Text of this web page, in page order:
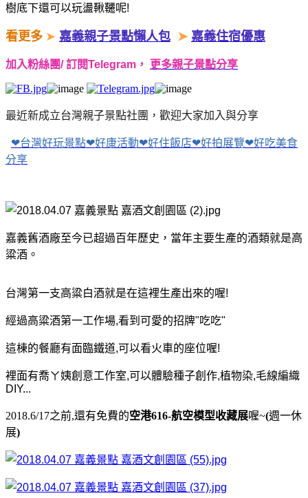
樹底下還可以玩盪鞦韆呢!
看更多 ➤ 嘉義親子景點懶人包 ➤ 嘉義住宿優惠
加入粉絲團/ 訂閱Telegram， 更多親子景點分享
最近新成立台灣親子景點社團，歡迎大家加入與分享
❤台灣好玩景點❤好康活動❤好住飯店❤好拍展覽❤好吃美食
分享
嘉義舊酒廠至今已超過百年歷史，當年主要生產的酒類就是高
粱酒。
台灣第一支高粱白酒就是在這裡生產出來的喔!
經過高粱酒第一工作場,看到可愛的招牌"吃吃"
這棟的餐廳有面臨鐵道,可以看火車的座位喔!
裡面有喬ㄚ姨創意工作室,可以體驗種子創作,植物染,毛線編織
DIY...
2018.6/17之前,還有免費的空港616-航空模型收藏展喔~(週一休
展)